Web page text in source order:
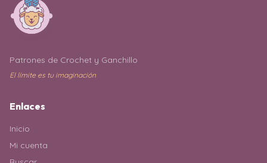
Patrones de Crochet y Ganchillo
El límite es tu imaginación
Enlaces
Inicio
Mi cuenta